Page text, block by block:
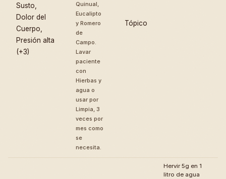
Susto,
Dolor del
Cuerpo,
Presión alta
(+3)
Quinual,
Eucalipto
y Romero
de
Campo.
Lavar
paciente
con
Hierbas y
agua o
usar por
Limpia, 3
veces por
mes como
se
necesita.
Tópico
Hervir 5g en 1
litro de agua